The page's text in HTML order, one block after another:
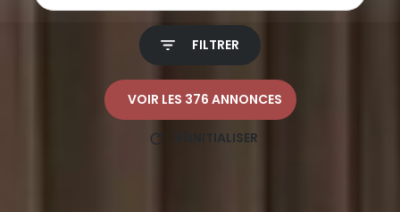
FILTRER
VOIR LES 376 ANNONCES
RÉINITIALISER